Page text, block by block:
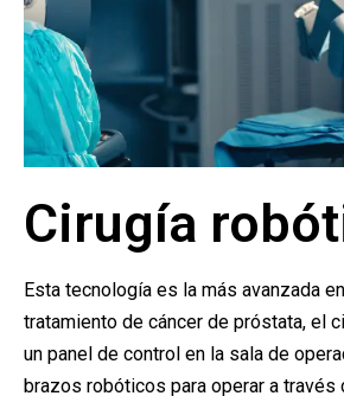
Cirugía
Esta tecnología es la más avanzada
tratamiento de cáncer de próstata, el
un panel de control en la sala de
brazos robóticos para operar a través